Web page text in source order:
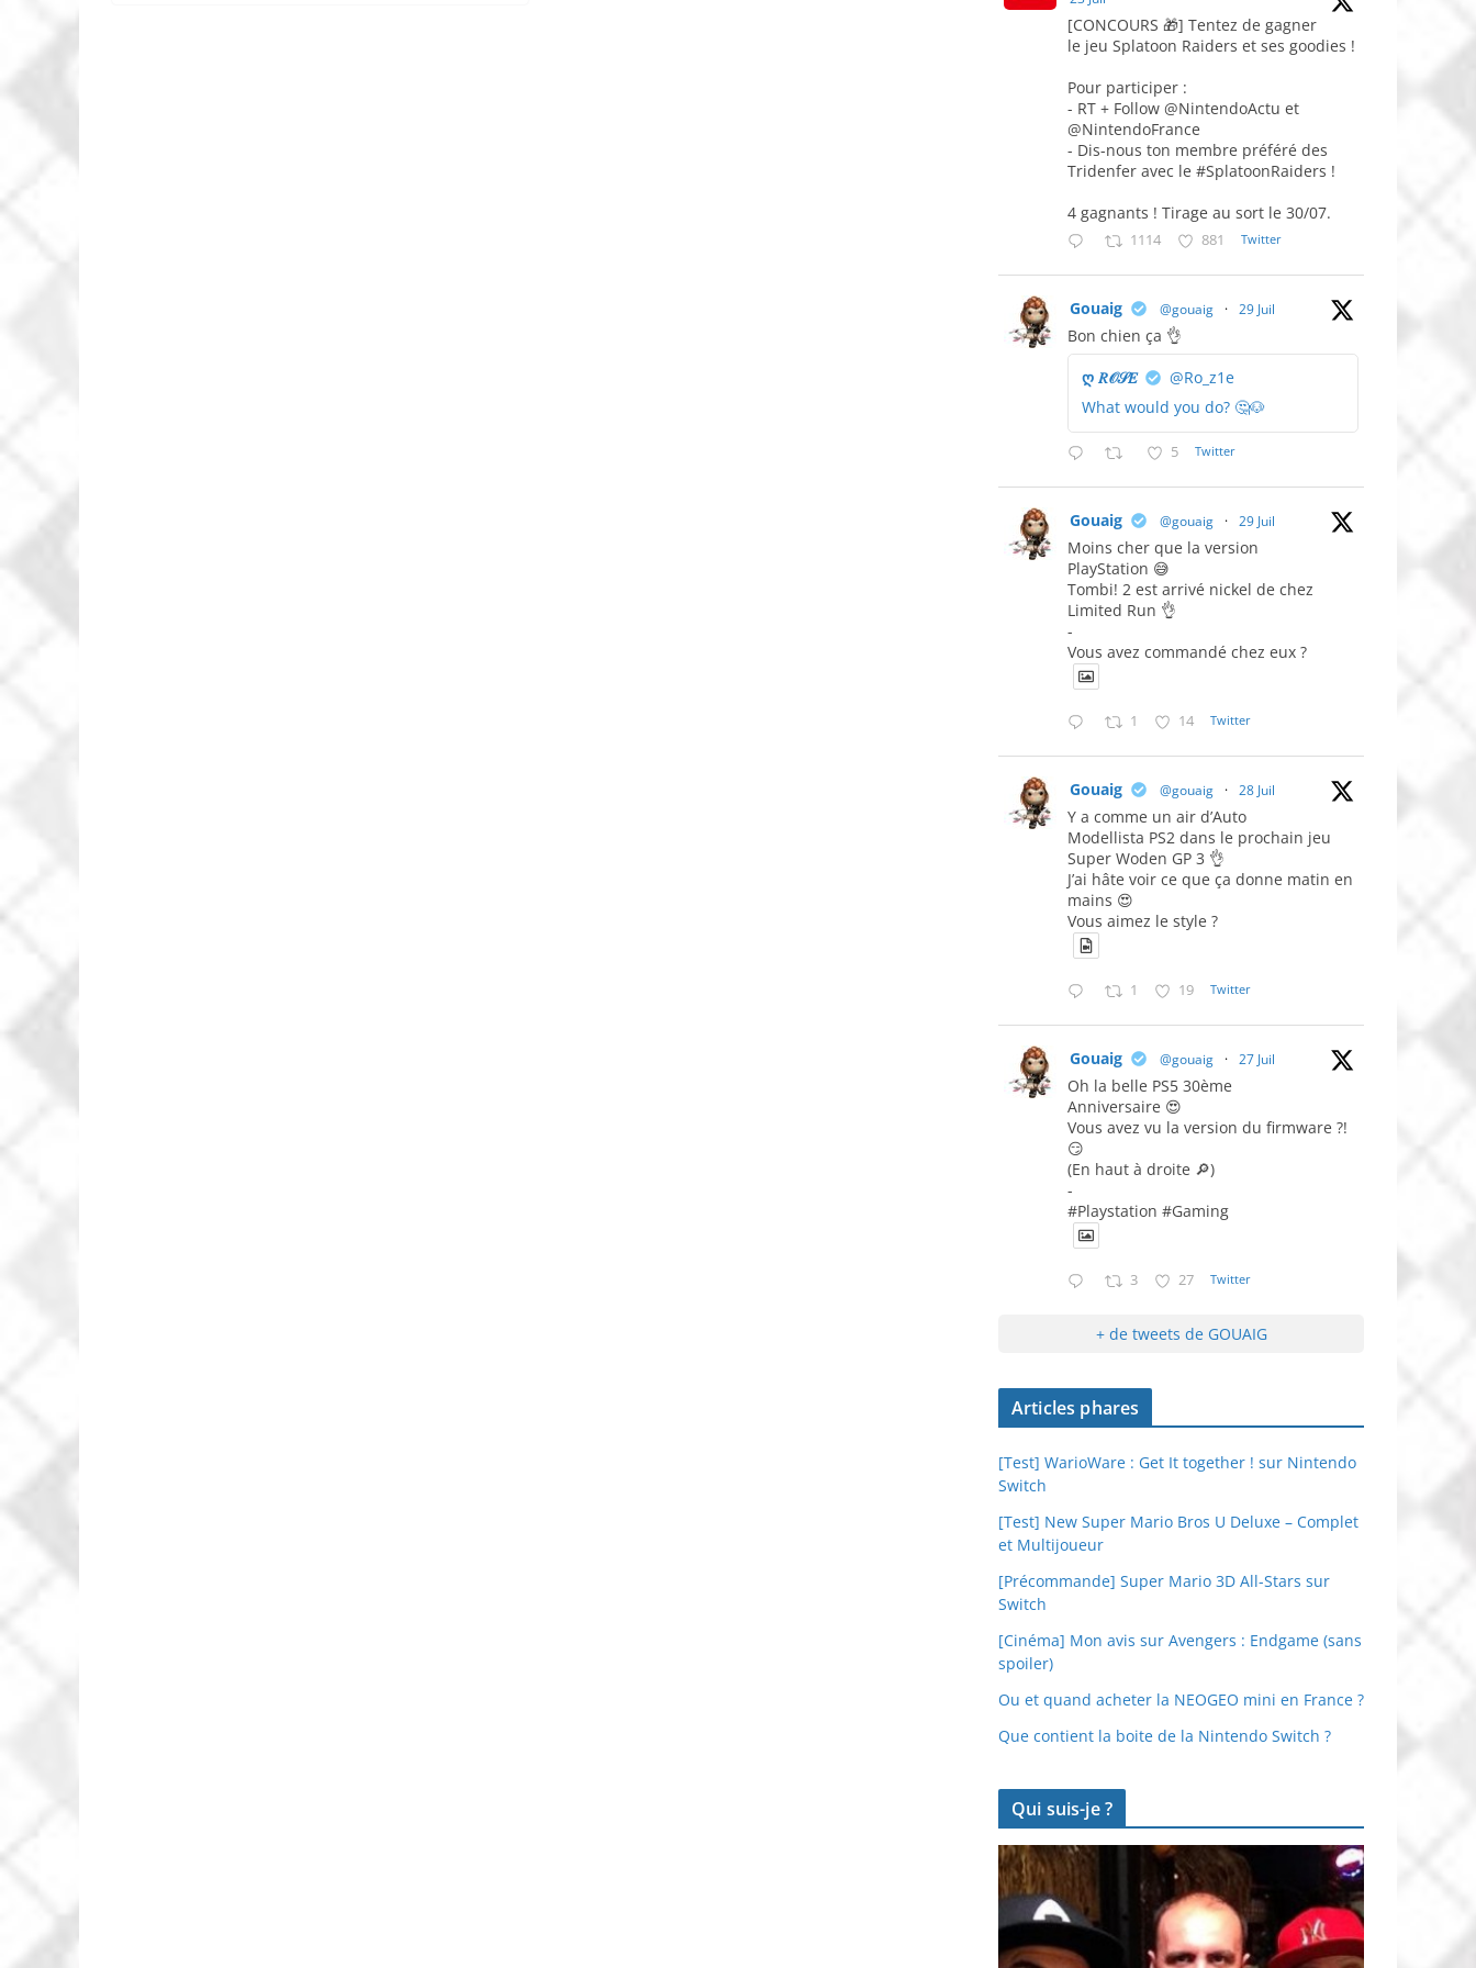
[CONCOURS 🎁] Tentez de gagner
le jeu Splatoon Raiders et ses goodies !
Pour participer :
- RT + Follow @NintendoActu et
@NintendoFrance
- Dis-nous ton membre préféré des
Tridenfer avec le #SplatoonRaiders !
4 gagnants ! Tirage au sort le 30/07.
1114 881 Twitter
Gouaig @gouaig · 29 Juil
Bon chien ça 👌
ღ 𝑅𝒪𝒮𝐸
@Ro_z1e
What would you do? 🤔🐶
5 Twitter
Gouaig @gouaig · 29 Juil
Moins cher que la version
PlayStation 😅
Tombi! 2 est arrivé nickel de chez
Limited Run 👌
-
Vous avez commandé chez eux ?
1 14 Twitter
Gouaig @gouaig · 28 Juil
Y a comme un air d’Auto
Modellista PS2 dans le prochain jeu
Super Woden GP 3 👌
J’ai hâte voir ce que ça donne matin en
mains 😍
Vous aimez le style ?
1 19 Twitter
Gouaig @gouaig · 27 Juil
Oh la belle PS5 30ème
Anniversaire 😍
Vous avez vu la version du firmware ?!
😏
(En haut à droite 🔎)
-
#Playstation #Gaming
3 27 Twitter
+ de tweets de GOUAIG
Articles phares
[Test] WarioWare : Get It together ! sur Nintendo
Switch
[Test] New Super Mario Bros U Deluxe – Complet
et Multijoueur
[Précommande] Super Mario 3D All-Stars sur
Switch
[Cinéma] Mon avis sur Avengers : Endgame (sans
spoiler)
Ou et quand acheter la NEOGEO mini en France ?
Que contient la boite de la Nintendo Switch ?
Qui suis-je ?